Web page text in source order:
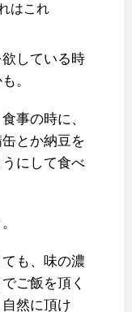
はこれ
している時
。
事の時に、
とか納豆を
にして食べ
も、味の濃
ご飯を頂く
然に頂け